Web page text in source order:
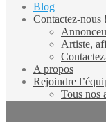
Blog
Contactez-nous !
Artiste,
A propos
Rejoindre
Tous nos